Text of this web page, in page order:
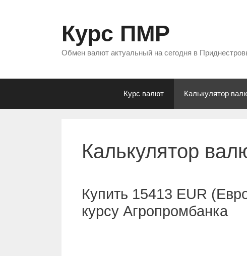
Курс ПМР
Обмен валют актуальный на сегодня в
Курс валют Калькулятор
Калькулятор
Купить 15413 EUR
курсу Агропромбанка